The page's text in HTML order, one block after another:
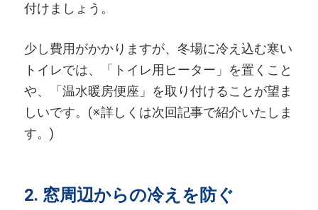
付けましょう。
少し費用がかかりますが、冬場に冷え込む寒い
トイレでは、「トイレ用ヒーター」を置くこと
や、「温水暖房便座」を取り付けることが望ま
しいです。(※詳しくは次回記事で紹介いたしま
す。)
2. 窓周辺からの冷えを防ぐ